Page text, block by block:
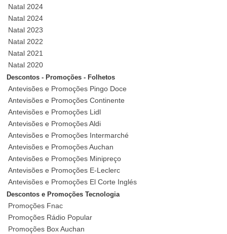
Natal 2024
Natal 2024
Natal 2023
Natal 2022
Natal 2021
Natal 2020
Descontos - Promoções - Folhetos
Antevisões e Promoções Pingo Doce
Antevisões e Promoções Continente
Antevisões e Promoções Lidl
Antevisões e Promoções Aldi
Antevisões e Promoções Intermarché
Antevisões e Promoções Auchan
Antevisões e Promoções Minipreço
Antevisões e Promoções E-Leclerc
Antevisões e Promoções El Corte Inglés
Descontos e Promoções Tecnologia
Promoções Fnac
Promoções Rádio Popular
Promoções Box Auchan